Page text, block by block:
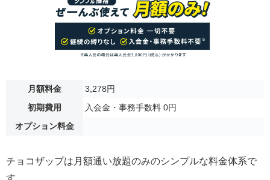
月額料金
3,278円
初期費用
入会金・事務手数料 0円
オプション料金
チョコザップは月額通い放題のみのシンプルな料金体系で
す。